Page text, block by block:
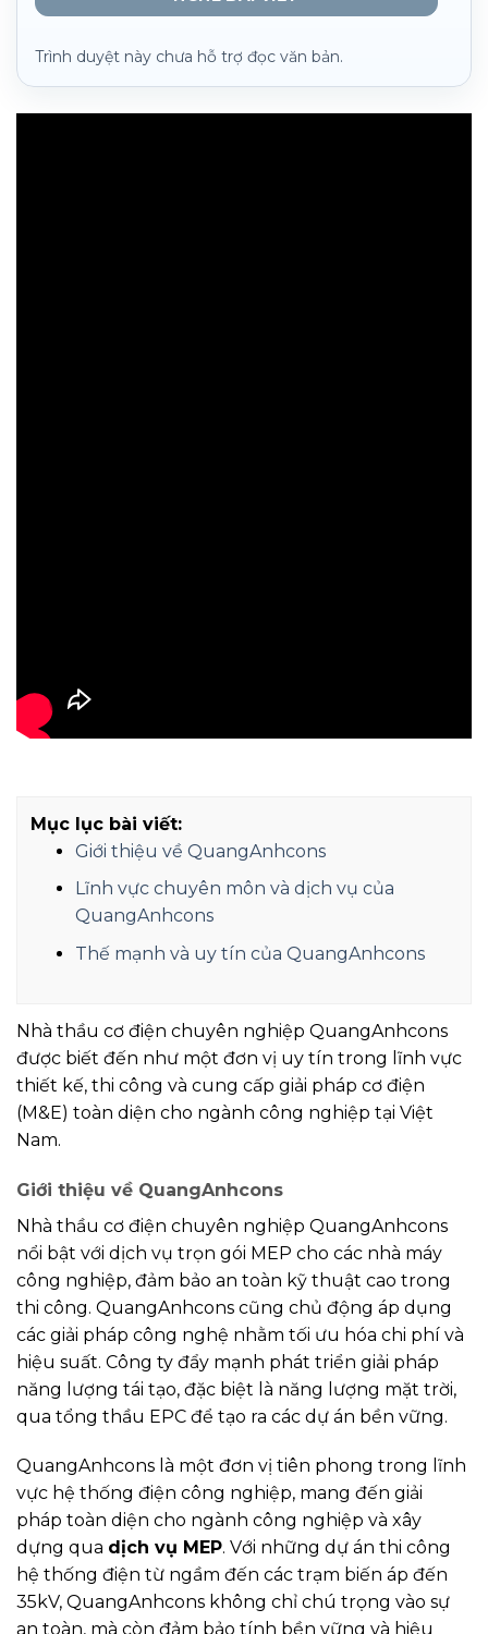
Trình duyệt này chưa hỗ trợ đọc văn bản.
Mục lục bài viết:
Giới thiệu về QuangAnhcons
Lĩnh vực chuyên môn và dịch vụ của
QuangAnhcons
Thế mạnh và uy tín của QuangAnhcons
Nhà thầu cơ điện chuyên nghiệp QuangAnhcons
được biết đến như một đơn vị uy tín trong lĩnh vực
thiết kế, thi công và cung cấp giải pháp cơ điện
(M&E) toàn diện cho ngành công nghiệp tại Việt
Nam.
Giới thiệu về QuangAnhcons
Nhà thầu cơ điện chuyên nghiệp QuangAnhcons
nổi bật với dịch vụ trọn gói MEP cho các nhà máy
công nghiệp, đảm bảo an toàn kỹ thuật cao trong
thi công. QuangAnhcons cũng chủ động áp dụng
các giải pháp công nghệ nhằm tối ưu hóa chi phí và
hiệu suất. Công ty đẩy mạnh phát triển giải pháp
năng lượng tái tạo, đặc biệt là năng lượng mặt trời,
qua tổng thầu EPC để tạo ra các dự án bền vững.
QuangAnhcons là một đơn vị tiên phong trong lĩnh
vực hệ thống điện công nghiệp, mang đến giải
pháp toàn diện cho ngành công nghiệp và xây
dựng qua dịch vụ MEP. Với những dự án thi công
hệ thống điện từ ngầm đến các trạm biến áp đến
35kV, QuangAnhcons không chỉ chú trọng vào sự
an toàn, mà còn đảm bảo tính bền vững và hiệu